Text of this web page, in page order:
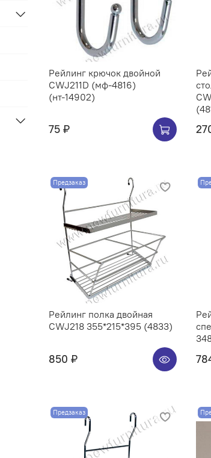
Рейлинг крючок двойной
CWJ211D (мф-4816)
(нт-14902)
75 ₽
Предзаказ
Рейлинг полка двойная
CWJ218 355*215*395 (4833)
850 ₽
Предзаказ